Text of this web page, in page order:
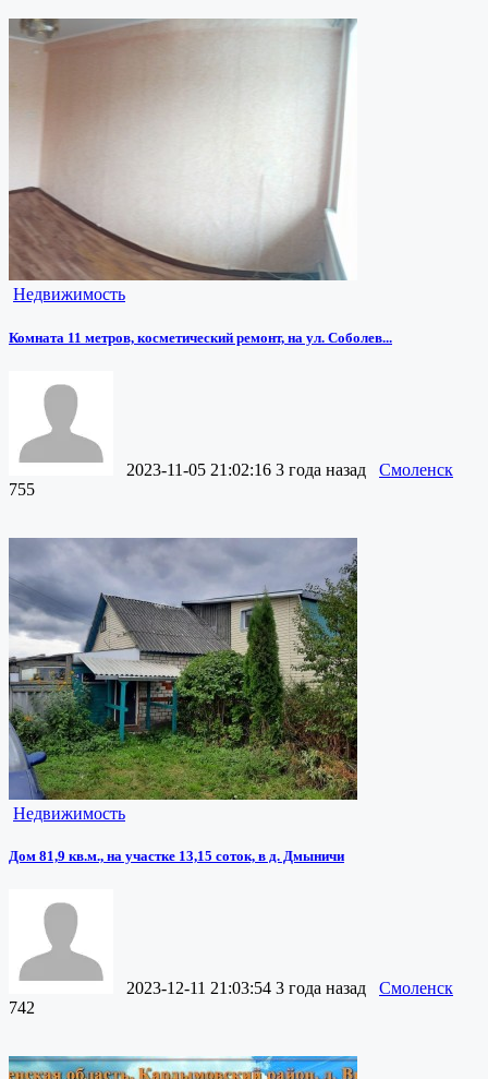
Недвижимость
Комната 11 метров, косметический ремонт, на ул. Соболев...
2023-11-05 21:02:16 3 года назад
Смоленск
755
Недвижимость
Дом 81,9 кв.м., на участке 13,15 соток, в д. Дмыничи
2023-12-11 21:03:54 3 года назад
Смоленск
742